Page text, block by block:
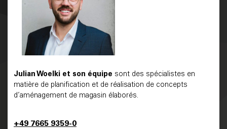
Julian Woelki et son équipe sont des spécialistes en
matière de planification et de réalisation de concepts
d’aménagement de magasin élaborés.
+49 7665 9359-0